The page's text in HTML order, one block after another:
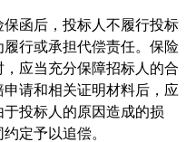
函后，投标人不履行投标
行或承担代偿责任。保险
应当充分保障招标人的合
请和相关证明材料后，应
投标人的原因造成的损
定予以追偿。